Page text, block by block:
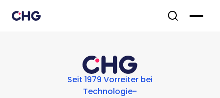
Seit 1979 Vorreiter bei
Technologie-